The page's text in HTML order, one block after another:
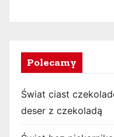
Polecamy
Świat ciast
deser z czekoladą